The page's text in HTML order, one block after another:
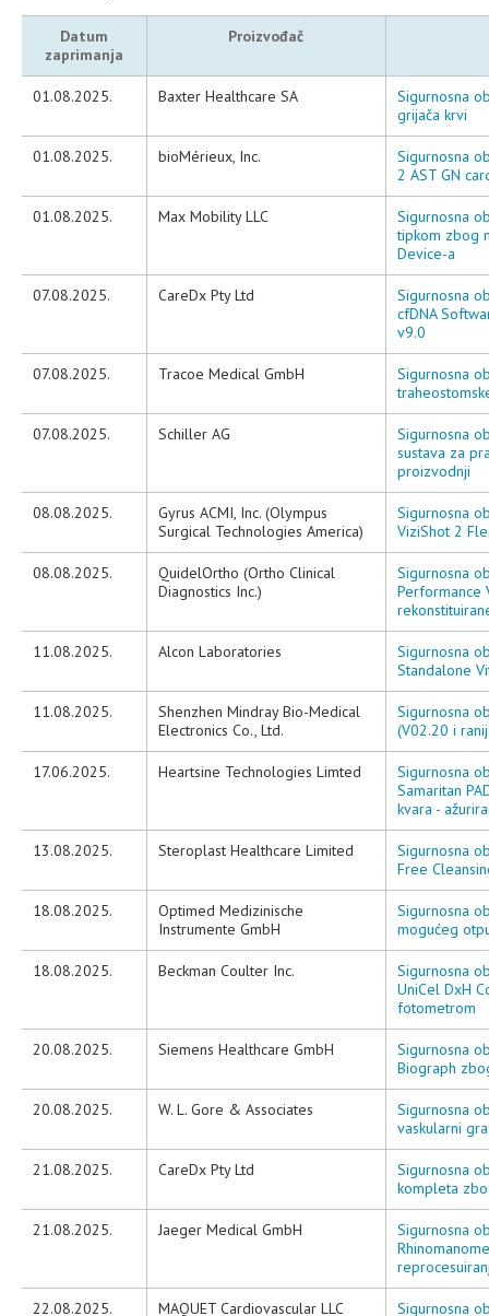
Datum
zaprimanja
Proizvođač
01.08.2025. Baxter Healthcare SA
Sigurnosna
grijača krvi
01.08.2025. bioMérieux, Inc.
Sigurnosna
2 AST GN
01.08.2025. Max Mobility LLC
Sigurnosna
tipkom zbog
Device-a
07.08.2025. CareDx Pty Ltd
Sigurnosna
cfDNA
v9.0
07.08.2025. Tracoe Medical GmbH
Sigurnosna
07.08.2025. Schiller AG
Sigurnosna
sustava za
proizvodnji
08.08.2025.
Gyrus ACMI, Inc. (Olympus
Surgical Technologies America)
Sigurnosna
ViziShot 2
08.08.2025.
QuidelOrtho (Ortho Clinical
Diagnostics Inc.)
Sigurnosna
Performance
11.08.2025. Alcon Laboratories
Sigurnosna
Standalone
11.08.2025.
Shenzhen Mindray Bio-Medical
Electronics Co., Ltd.
Sigurnosna
(V02.20 i
17.06.2025. Heartsine Technologies Limted
Sigurnosna
Samaritan
kvara -
13.08.2025. Steroplast Healthcare Limited
Sigurnosna
Free
18.08.2025.
Optimed Medizinische
Instrumente GmbH
Sigurnosna
mogućeg
18.08.2025. Beckman Coulter Inc.
Sigurnosna
UniCel DxH
fotometrom
20.08.2025. Siemens Healthcare GmbH
Sigurnosna
Biograph
20.08.2025. W. L. Gore & Associates
Sigurnosna
vaskularni
21.08.2025. CareDx Pty Ltd
Sigurnosna
kompleta
21.08.2025. Jaeger Medical GmbH
Sigurnosna
22.08.2025. MAQUET Cardiovascular LLC Sigurnosna